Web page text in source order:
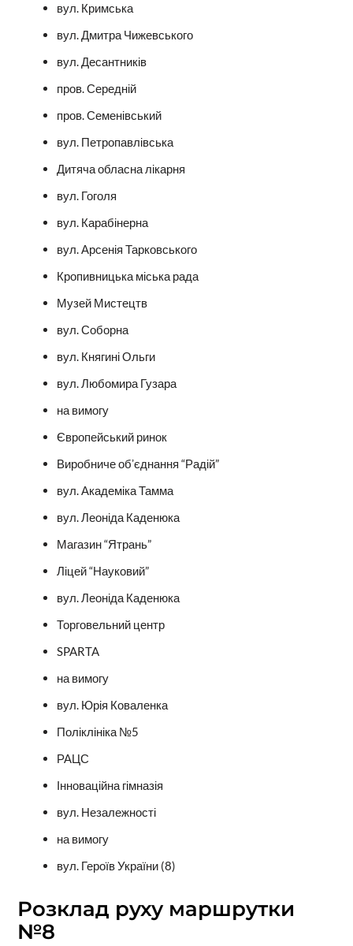
вул. Кримська
вул. Дмитра Чижевського
вул. Десантників
пров. Середній
пров. Семенівський
вул. Петропавлівська
Дитяча обласна лікарня
вул. Гоголя
вул. Карабінерна
вул. Арсенія Тарковського
Кропивницька міська рада
Музей Мистецтв
вул. Соборна
вул. Княгині Ольги
вул. Любомира Гузара
на вимогу
Європейський ринок
Виробниче обʼєднання “Радій”
вул. Академіка Тамма
вул. Леоніда Каденюка
Магазин “Ятрань”
Ліцей “Науковий”
вул. Леоніда Каденюка
Торговельний центр
SPARTA
на вимогу
вул. Юрія Коваленка
Поліклініка №5
РАЦС
Інноваційна гімназія
вул. Незалежності
на вимогу
вул. Героїв України (8)
Розклад руху маршрутки
№8